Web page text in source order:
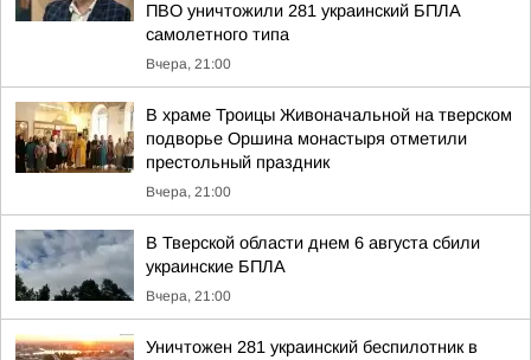
ПВО уничтожили 281 украинский БПЛА
самолетного типа
Вчера, 21:00
В храме Троицы Живоначальной на тверском
подворье Оршина монастыря отметили
престольный праздник
Вчера, 21:00
В Тверской области днем 6 августа сбили
украинские БПЛА
Вчера, 21:00
Уничтожен 281 украинский беспилотник в